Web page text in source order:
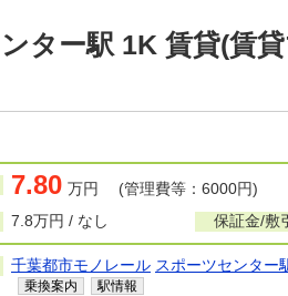
ター駅 1K 賃貸(賃
7.80 万円 (管理費等：6000円)
7.8万円 / なし 保証金/敷
千葉都市モノレール スポーツセンター
乗換案内 駅情報